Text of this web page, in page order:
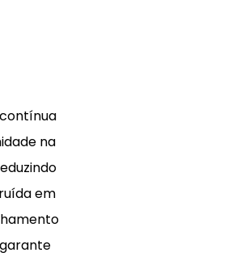
na
em